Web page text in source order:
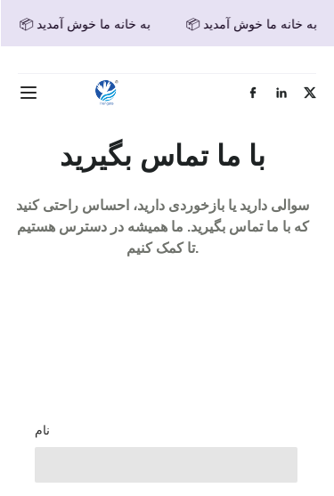
📦 به خانه ما خوش آمدید
📦 به خانه ما خوش آمدید
با ما تماس بگیرید
سوالی دارید یا بازخوردی دارید، احساس راحتی کنید
که با ما تماس بگیرید. ما همیشه در دسترس هستیم
تا کمک کنیم.
نام
درباره ما
اخبار